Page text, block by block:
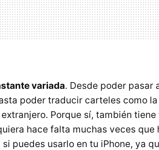
variada. Desde poder pasar
poder traducir carteles como
Porque sí, también
hace falta muchas veces que
puedes usarlo en tu iPhone, ya